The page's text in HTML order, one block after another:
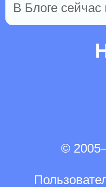
В Блоге сейчас
©